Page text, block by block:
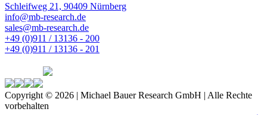
Schleifweg 21, 90409 Nürnberg
info@mb-research.de
sales@mb-research.de
+49 (0)911 / 13136 - 200
+49 (0)911 / 13136 - 201
Copyright © 2026 | Michael Bauer Research GmbH | Alle Rechte
vorbehalten